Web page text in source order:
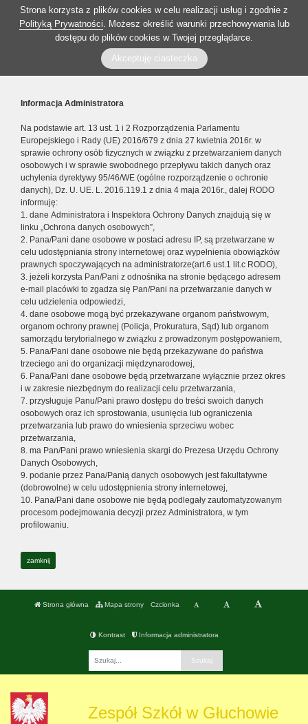
Strona korzysta z plików cookies w celu realizacji usług i zgodnie z
Polityką Prywatności. Możesz określić warunki przechowywania lub
dostępu do plików cookies w Twojej przeglądarce.
Akceptuję ciasteczka
Informacja Administratora
Na podstawie art. 13 ust. 1 i 2 Rozporządzenia Parlamentu
Europejskiego i Rady (UE) 2016/679 z dnia 27 kwietnia 2016r. w
sprawie ochrony osób fizycznych w związku z przetwarzaniem danych
osobowych i w sprawie swobodnego przepływu takich danych oraz
uchylenia dyrektywy 95/46/WE (ogólne rozporządzenie o ochronie
danych), Dz. U. UE. L. 2016.119.1 z dnia 4 maja 2016r., dalej RODO
informuję:
1. dane Administratora i Inspektora Ochrony Danych znajdują się w
linku „Ochrona danych osobowych”,
2. Pana/Pani dane osobowe w postaci adresu IP, są przetwarzane w
celu udostępniania strony internetowej oraz wypełnienia obowiązków
prawnych spoczywających na administratorze(art.6 ust.1 lit.c RODO),
3. jeżeli korzysta Pan/Pani z odnośnika na stronie będącego adresem
e-mail placówki to zgadza się Pan/Pani na przetwarzanie danych w
celu udzielenia odpowiedzi,
4. dane osobowe mogą być przekazywane organom państwowym,
organom ochrony prawnej (Policja, Prokuratura, Sąd) lub organom
samorządu terytorialnego w związku z prowadzonym postępowaniem,
5. Pana/Pani dane osobowe nie będą przekazywane do państwa
trzeciego ani do organizacji międzynarodowej,
6. Pana/Pani dane osobowe będą przetwarzane wyłącznie przez okres
i w zakresie niezbędnym do realizacji celu przetwarzania,
7. przysługuje Panu/Pani prawo dostępu do treści swoich danych
osobowych oraz ich sprostowania, usunięcia lub ograniczenia
przetwarzania lub prawo do wniesienia sprzeciwu wobec
przetwarzania,
8. ma Pan/Pani prawo wniesienia skargi do Prezesa Urzędu Ochrony
Danych Osobowych,
9. podanie przez Pana/Panią danych osobowych jest fakultatywne
(dobrowolne) w celu udostępnienia strony internetowej,
10. Pana/Pani dane osobowe nie będą podlegały zautomatyzowanym
procesom podejmowania decyzji przez Administratora, w tym
profilowaniu.
zamknij
Strona główna Mapa strony Czcionka
Kontrast Informacja administratora
Zespół Szkół w Głuchowie